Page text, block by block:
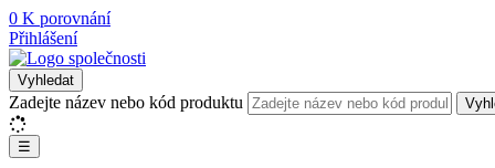
0 K porovnání
Přihlášení
Vyhledat
Zadejte název nebo kód produktu
☰